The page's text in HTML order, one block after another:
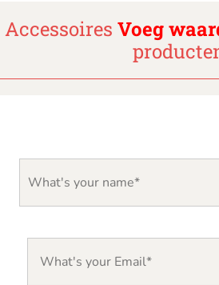
Accessoires Voeg